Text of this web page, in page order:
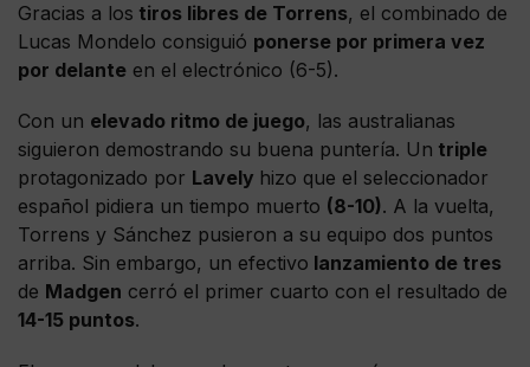
Gracias a los tiros libres de Torrens, el combinado de
Lucas Mondelo consiguió ponerse por primera vez
por delante en el electrónico (6-5).
Con un elevado ritmo de juego, las australianas
siguieron demostrando su buena puntería. Un triple
protagonizado por Lavely hizo que el seleccionador
español pidiera un tiempo muerto (8-10). A la vuelta,
Torrens y Sánchez pusieron a su equipo dos puntos
arriba. Sin embargo, un efectivo lanzamiento de tres
de Madgen cerró el primer cuarto con el resultado de
14-15 puntos.